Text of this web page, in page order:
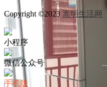
Copyright ©2023 嵩明生活网
小程序
微信公众号
手机版